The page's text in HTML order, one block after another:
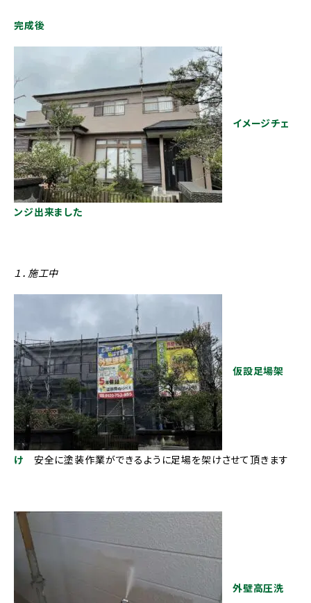
完成後
イメージチェ
ンジ出来ました
１．施工中
仮設足場架
け 安全に塗装作業ができるように足場を架けさせて頂きます
外壁高圧洗